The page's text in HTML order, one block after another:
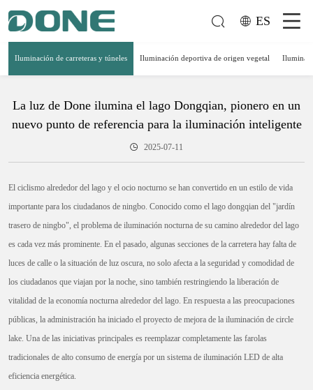
ES
Iluminación de carreteras y túneles Iluminación deportiva de origen vegetal
La luz de Done ilumina el lago Dongqian, pionero en un
nuevo punto de referencia para la iluminación inteligente
2025-07-11
El ciclismo alrededor del lago y el ocio nocturno se han convertido en un estilo de vida
importante para los ciudadanos de ningbo. Conocido como el lago dongqian del "jardín
trasero de ningbo", el problema de iluminación nocturna de su camino alrededor del lago
es cada vez más prominente. En el pasado, algunas secciones de la carretera hay falta de
luces de calle o la situación de luz oscura, no solo afecta a la seguridad y comodidad de
los ciudadanos que viajan por la noche, sino también restringiendo la liberación de
vitalidad de la economía nocturna alrededor del lago. En respuesta a las preocupaciones
públicas, la administración ha iniciado el proyecto de mejora de la iluminación de circle
lake. Una de las iniciativas principales es reemplazar completamente las farolas
tradicionales de alto consumo de energía por un sistema de iluminación LED de alta
eficiencia energética.